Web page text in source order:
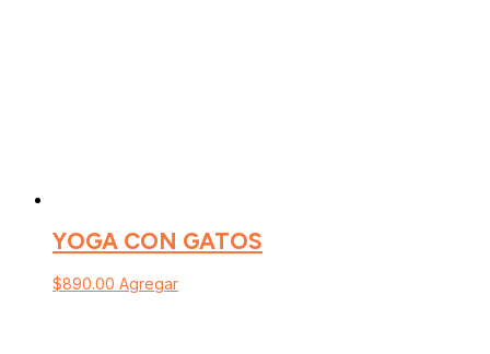
YOGA CON GATOS
$890.00 Agregar